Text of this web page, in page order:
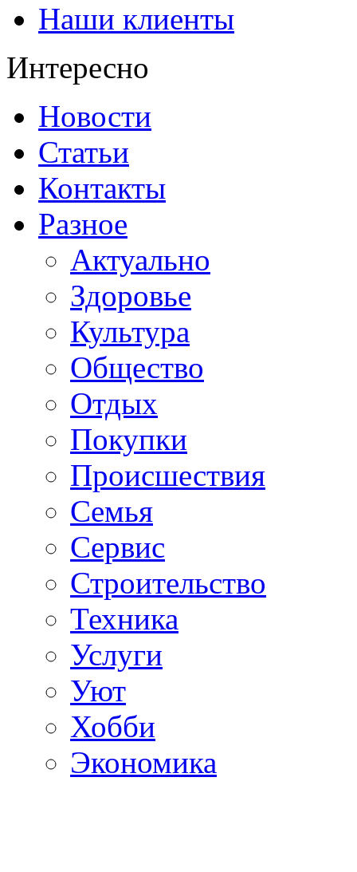
Наши клиенты
Интересно
Новости
Статьи
Контакты
Разное
Актуально
Здоровье
Культура
Общество
Отдых
Покупки
Происшествия
Семья
Сервис
Строительство
Техника
Услуги
Уют
Хобби
Экономика